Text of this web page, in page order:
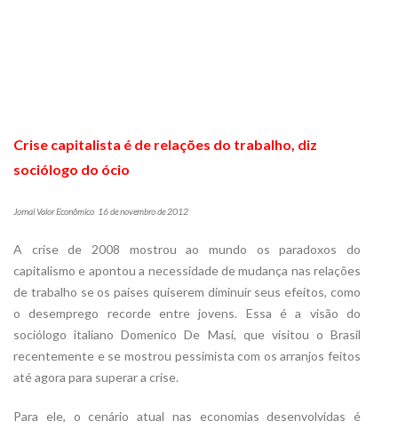
Crise capitalista é de relações do trabalho, diz
sociólogo do ócio
Jornal Valor Econômico  16 de novembro de 2012
A crise de 2008 mostrou ao mundo os paradoxos do
capitalismo e apontou a necessidade de mudança nas relações
de trabalho se os países quiserem diminuir seus efeitos, como
o desemprego recorde entre jovens. Essa é a visão do
sociólogo italiano Domenico De Masi, que visitou o Brasil
recentemente e se mostrou pessimista com os arranjos feitos
até agora para superar a crise.
Para ele, o cenário atual nas economias desenvolvidas é